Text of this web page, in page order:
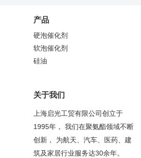
产品
硬泡催化剂
软泡催化剂
硅油
关于我们
上海启光工贸有限公司创立于
1995年， 我们在聚氨酯领域不断
创新， 为航天、汽车、医药、建
筑及家居行业服务达30余年。